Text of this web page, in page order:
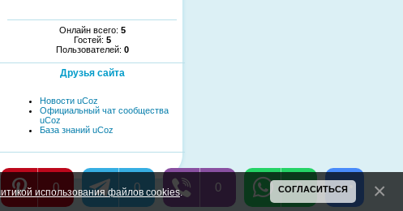
Онлайн всего: 5
Гостей: 5
Пользователей: 0
Друзья сайта
Новости uCoz
Официальный чат сообщества
uCoz
База знаний uCoz
0 0 0 0
использования файлов cookies. СОГЛАСИТЬСЯ